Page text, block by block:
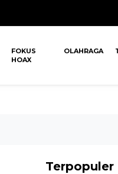
FOKUS
HOAX
OLAHRAGA
Terpopuler